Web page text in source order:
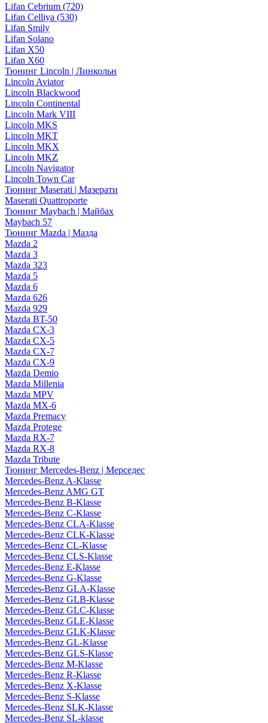
Lifan Cebrium (720)
Lifan Celliya (530)
Lifan Smily
Lifan Solano
Lifan X50
Lifan X60
Тюнинг Lincoln | Линкольн
Lincoln Aviator
Lincoln Blackwood
Lincoln Continental
Lincoln Mark VIII
Lincoln MKS
Lincoln MKT
Lincoln MKX
Lincoln MKZ
Lincoln Navigator
Lincoln Town Car
Тюнинг Maserati | Мазерати
Maserati Quattroporte
Тюнинг Maybach | Майбах
Maybach 57
Тюнинг Mazda | Мазда
Mazda 2
Mazda 3
Mazda 323
Mazda 5
Mazda 6
Mazda 626
Mazda 929
Mazda BT-50
Mazda CX-3
Mazda CX-5
Mazda CX-7
Mazda CX-9
Mazda Demio
Mazda Millenia
Mazda MPV
Mazda MX-6
Mazda Premacy
Mazda Protege
Mazda RX-7
Mazda RX-8
Mazda Tribute
Тюнинг Mercedes-Benz | Мерседес
Mercedes-Benz A-Klasse
Mercedes-Benz AMG GT
Mercedes-Benz B-Klasse
Mercedes-Benz C-Klasse
Mercedes-Benz CLA-Klasse
Mercedes-Benz CLK-Klasse
Mercedes-Benz CL-Klasse
Mercedes-Benz CLS-Klasse
Mercedes-Benz E-Klasse
Mercedes-Benz G-Klasse
Mercedes-Benz GLA-Klasse
Mercedes-Benz GLB-Klasse
Mercedes-Benz GLC-Klasse
Mercedes-Benz GLE-Klasse
Mercedes-Benz GLK-Klasse
Mercedes-Benz GL-Klasse
Mercedes-Benz GLS-Klasse
Mercedes-Benz M-Klasse
Mercedes-Benz R-Klasse
Mercedes-Benz X-Klasse
Mercedes-Benz S-Klasse
Mercedes-Benz SLK-Klasse
Mercedes-Benz SL-klasse